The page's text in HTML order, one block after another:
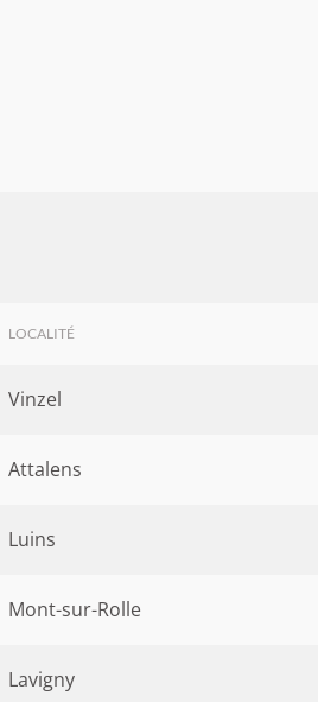
LOCALITÉ
Vinzel
Attalens
Luins
Mont-sur-Rolle
Lavigny